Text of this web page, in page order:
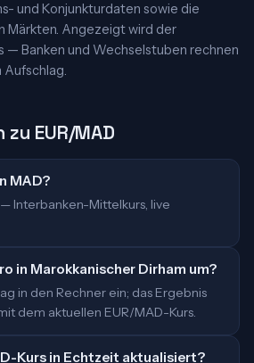
und Konjunkturdaten sowie die
Märkten. Angezeigt wird der
— Banken und Wechselstuben rechnen
Aufschlag.
EUR/MAD
MAD?
— Interbanken-Mittelkurs, live
in Marokkanischer Dirham um?
in den Rechner ein; das Ergebnis
dem aktuellen EUR/MAD-Kurs.
Kurs in Echtzeit aktualisiert?